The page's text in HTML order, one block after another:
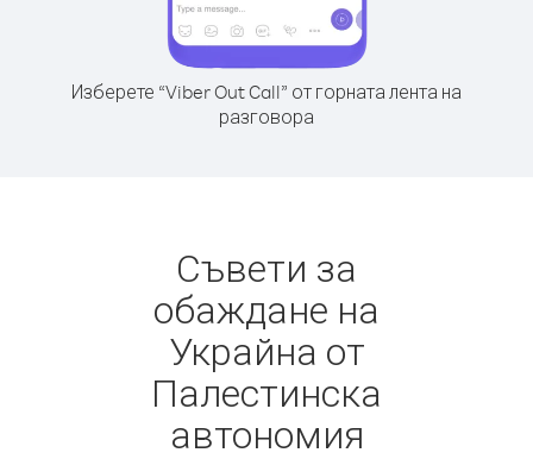
Изберете “Viber Out Call” от горната лента на
разговора
Съвети за
обаждане на
Украйна от
Палестинска
автономия